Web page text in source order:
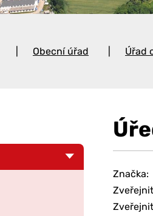
Obecní úřad Úřad
Značka: